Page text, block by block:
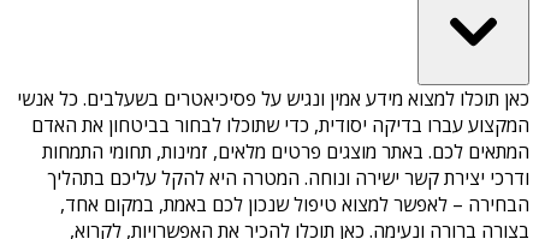
כאן תוכלו למצוא מידע אמין ונגיש על פסיכיאטרים בשעלבים. כל אנשי
המקצוע עברו בדיקה יסודית, כדי שתוכלו לבחור בביטחון את האדם
המתאים לכם. באתר מוצגים פרטים מלאים, זמינות, תחומי התמחות
ודרכי יצירת קשר ישירה ונוחה. המטרה היא להקל עליכם בתהליך
הבחירה – לאפשר למצוא טיפול שנכון לכם באמת, במקום אחד,
בצורה ברורה ונעימה. כאן תוכלו להכיר את האפשרויות, לקרוא,